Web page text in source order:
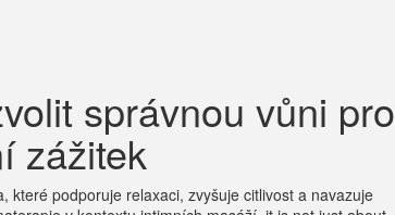
správnou vůni pro
zážitek
které podporuje relaxaci, zvyšuje citlivost a navazuje